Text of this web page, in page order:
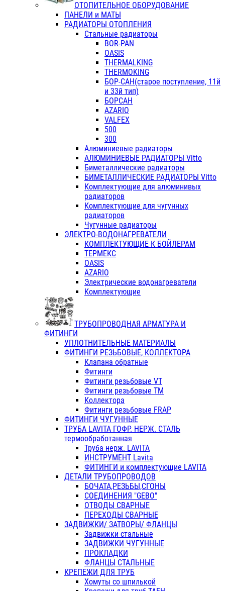
ОТОПИТЕЛЬНОЕ ОБОРУДОВАНИЕ
ПАНЕЛИ и МАТЫ
РАДИАТОРЫ ОТОПЛЕНИЯ
Стальные радиаторы
BOR-PAN
OASIS
THERMALKING
THERMOKING
БОР-САН(старое поступление, 11й
и 33й тип)
БОРСАН
AZARIO
VALFEX
500
300
Алюминиевые радиаторы
АЛЮМИНИЕВЫЕ РАДИАТОРЫ Vitto
Биметаллические радиаторы
БИМЕТАЛЛИЧЕСКИЕ РАДИАТОРЫ Vitto
Комплектующие для алюминивых
радиаторов
Комплектующие для чугунных
радиаторов
Чугунные радиаторы
ЭЛЕКТРО-ВОДОНАГРЕВАТЕЛИ
КОМПЛЕКТУЮЩИЕ К БОЙЛЕРАМ
ТЕРМЕКС
OASIS
AZARIO
Электрические водонагреватели
Комплектующие
ТРУБОПРОВОДНАЯ АРМАТУРА И
ФИТИНГИ
УПЛОТНИТЕЛЬНЫЕ МАТЕРИАЛЫ
ФИТИНГИ РЕЗЬБОВЫЕ, КОЛЛЕКТОРА
Клапана обратные
Фитинги
Фитинги резьбовые VT
Фитинги резьбовые ТМ
Коллектора
Фитинги резьбовые FRAP
ФИТИНГИ ЧУГУННЫЕ
ТРУБА LAVITA ГОФР. НЕРЖ. СТАЛЬ
термообработанная
Труба нерж. LAVITA
ИНСТРУМЕНТ Lavita
ФИТИНГИ и комплектующие LAVITA
ДЕТАЛИ ТРУБОПРОВОДОВ
БОЧАТА,РЕЗЬБЫ,СГОНЫ
СОЕДИНЕНИЯ "GEBO"
ОТВОДЫ СВАРНЫЕ
ПЕРЕХОДЫ СВАРНЫЕ
ЗАДВИЖКИ/ ЗАТВОРЫ/ ФЛАНЦЫ
Задвижки стальные
ЗАДВИЖКИ ЧУГУННЫЕ
ПРОКЛАДКИ
ФЛАНЦЫ СТАЛЬНЫЕ
КРЕПЕЖИ ДЛЯ ТРУБ
Хомуты со шпилькой